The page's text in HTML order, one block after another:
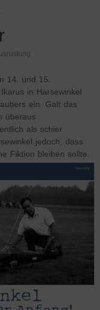
14. und 15.
in Harsewinkel
ein. Galt das
überaus
als schier
jedoch, dass
Fiktion bleiben sollte.